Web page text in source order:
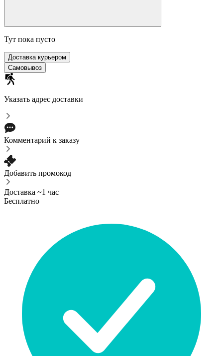
Тут пока пусто
Доставка курьером
Самовывоз
Указать адрес доставки
Комментарий к заказу
Добавить промокод
Доставка ~1 час
Бесплатно